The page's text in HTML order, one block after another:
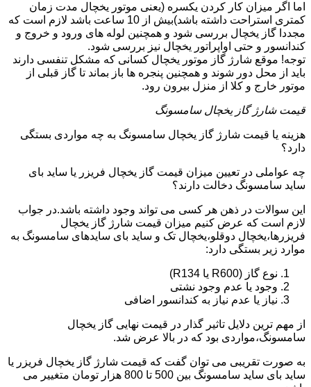
اما اگر میزان کار کردن یکسره (یعنی موتور یخچال مدت زمان
کمتری استراحت داشته باشد)بیش از 10 ساعت باشد لازم است که
مجددا گاز یخچال بررسی شود و همچنین لوله های ورود و خروج و
کندانسور و حتی اواپراتور یخچال نیز بررسی شود.
توجه! موقع شارژ گاز موتور یخچال کسانی که مشکل تنفسی دارند
باید از محل دور شوند و همچنین پنجره ها باز بماند تا گاز قبلی از
موتور خارج و کلا از منزل بیرون رود.
قیمت شارژ گاز یخچال سامسونگ
هزینه یا قیمت شارژ گاز یخچال سامسونگ به چه مواردی بستگی
دارد؟
چه عواملی در تعیین میزان قیمت گاز یخچال فریزر یا ساید بای
ساید سامسونگ دخالت دارند؟
این سوالات در ذهن هر کسی می تواند وجود داشته باشد.در جواب
لازم است که عرض کنیم میزان قیمت شارژ گاز یخچال
فریزرها،یخچال دوقلو،یخچال تک و ساید بای سایدهای سامسونگ به
موارد زیر بستگی دارد:
نوع گاز (R600 یا R134)
وجود یا عدم وجود نشتی
نیاز یا عدم نیاز به کندانسور اضافی
از مهم ترین دلایل تاثیر گذار در قیمت نهایی گاز یخچال
سامسونگ،مواردی بود که در بالا عرض شد.
به صورت تقریبی می توان گفت که قیمت شارژ گاز یخچال فریزر یا
ساید بای ساید سامسونگ بین 500 تا 800 هزار تومان متغییر می